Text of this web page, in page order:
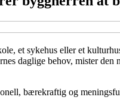
et sykehus eller et
daglige behov, mister
bærekraftig og